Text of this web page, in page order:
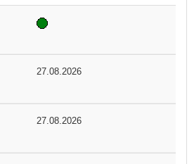
27.08.2026
27.08.2026